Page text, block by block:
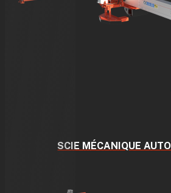
SCIE MÉCANIQUE